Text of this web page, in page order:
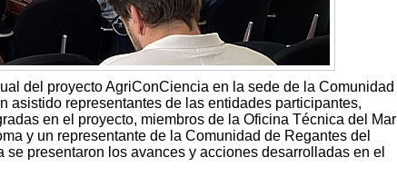
del proyecto AgriConCiencia en la sede de la Comunidad
asistido representantes de las entidades participantes,
en el proyecto, miembros de la Oficina Técnica del Mar
y un representante de la Comunidad de Regantes del
presentaron los avances y acciones desarrolladas en el